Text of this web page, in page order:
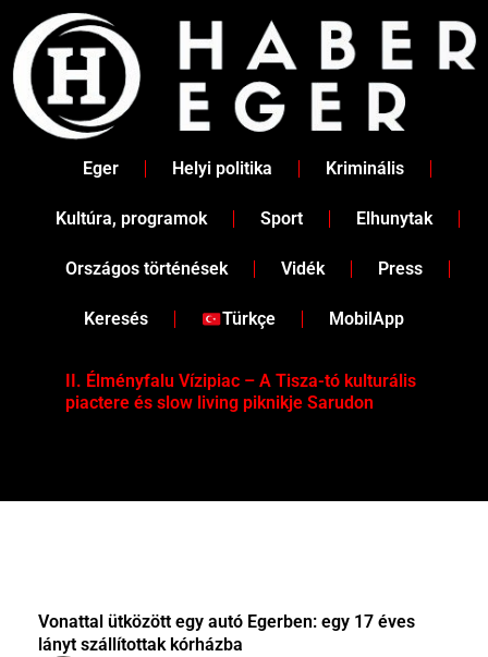
content
Eger Helyi politika Kriminális
Kultúra, programok Sport Elhunytak
Országos történések Vidék Press
Keresés Türkçe MobilApp
II. Élményfalu Vízipiac – A Tisza-tó kulturális
piactere és slow living piknikje Sarudon
Vonattal ütközött egy autó Egerben: egy 17 éves
lányt szállítottak kórházba